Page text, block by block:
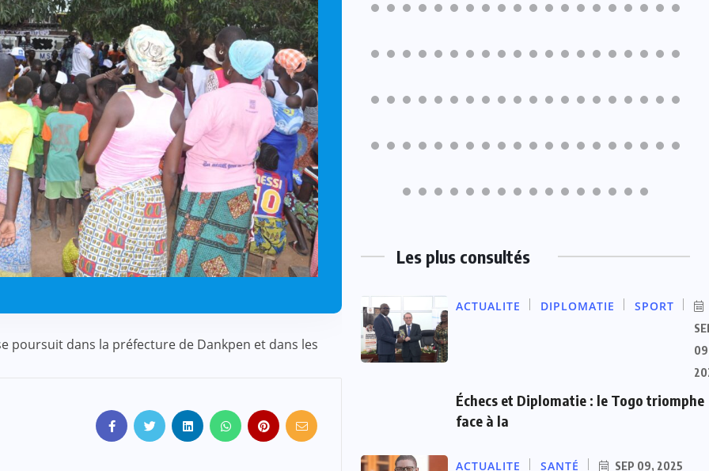
poursuit dans la préfecture de Dankpen et dans les
Les plus consultés
ACTUALITE DIPLOMATIE SPORT
Échecs et Diplomatie : le Togo triomphe
face à la
ACTUALITE SANTÉ SEP 09, 2025